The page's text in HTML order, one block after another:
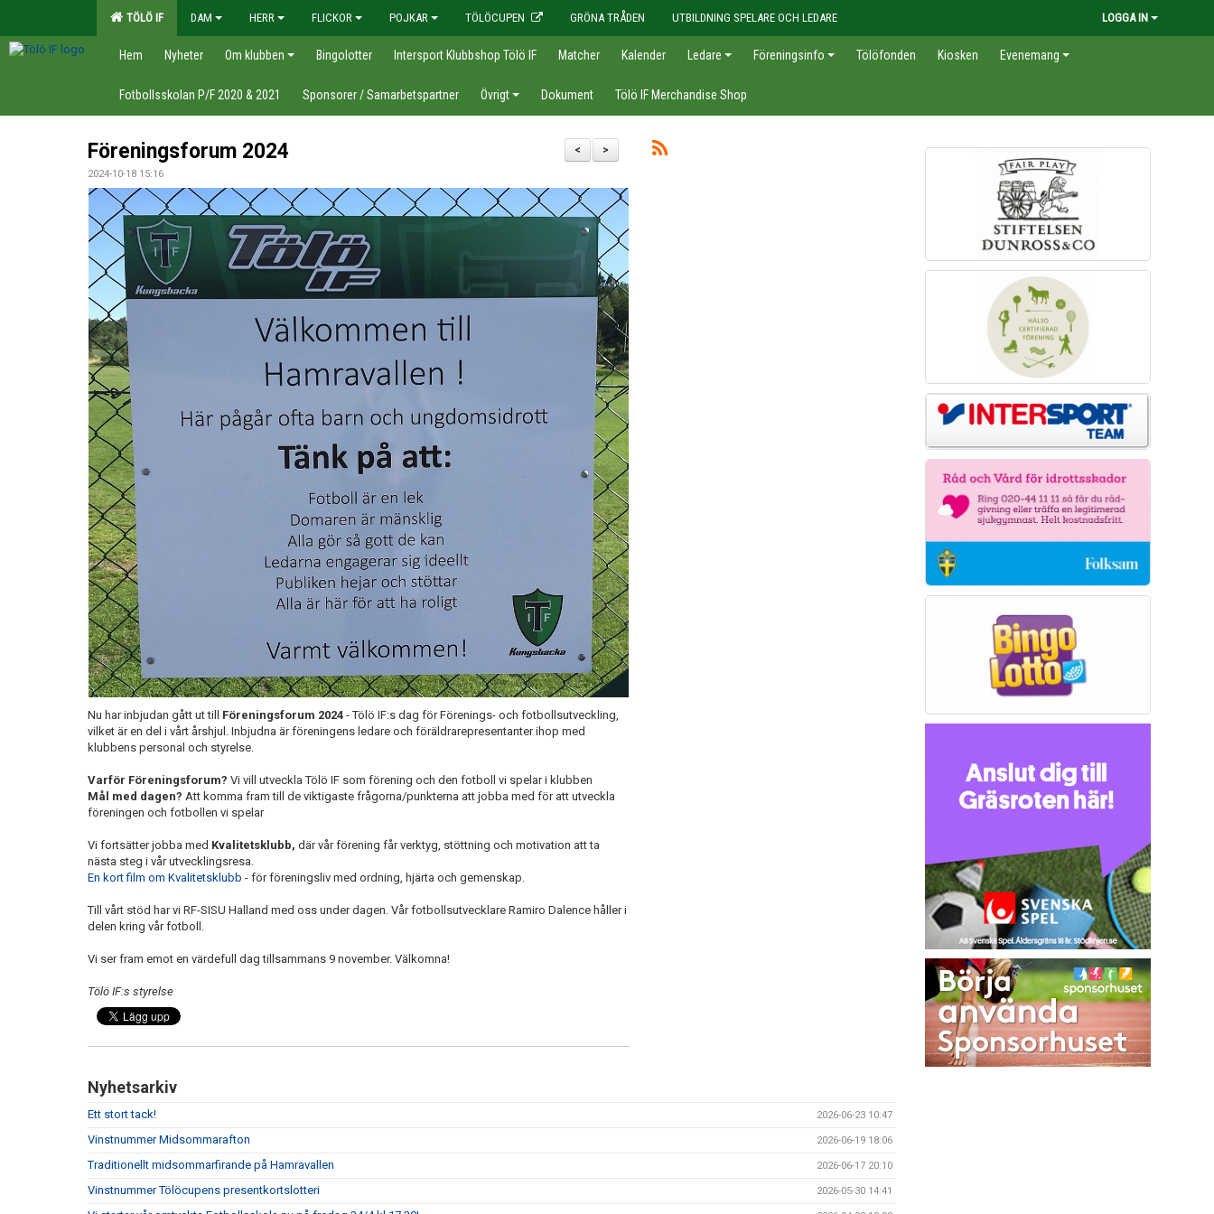
TÖLÖ IF DAM HERR FLICKOR POJKAR TÖLÖCUPEN GRÖNA TRÅDEN UTBILDNING SPELARE OCH LEDARE LOGGA IN
Hem Nyheter Om klubben Bingolotter Intersport Klubbshop Tölö IF Matcher Kalender Ledare Föreningsinfo Tölöfonden Kiosken Evenemang
Fotbollsskolan P/F 2020 & 2021 Sponsorer / Samarbetspartner Övrigt Dokument Tölö IF Merchandise Shop
>
<
Föreningsforum 2024
2024-10-18 15:16
Nu har inbjudan gått ut till Föreningsforum 2024 - Tölö IF:s dag för Förenings- och fotbollsutveckling,
vilket är en del i vårt årshjul. Inbjudna är föreningens ledare och föräldrarepresentanter ihop med
klubbens personal och styrelse.
Varför Föreningsforum? Vi vill utveckla Tölö IF som förening och den fotboll vi spelar i klubben
Mål med dagen? Att komma fram till de viktigaste frågorna/punkterna att jobba med för att utveckla
föreningen och fotbollen vi spelar
Vi fortsätter jobba med Kvalitetsklubb, där vår förening får verktyg, stöttning och motivation att ta
nästa steg i vår utvecklingsresa.
En kort film om Kvalitetsklubb - för föreningsliv med ordning, hjärta och gemenskap.
Till vårt stöd har vi RF-SISU Halland med oss under dagen. Vår fotbollsutvecklare Ramiro Dalence håller i
delen kring vår fotboll.
Vi ser fram emot en värdefull dag tillsammans 9 november. Välkomna!
Tölö IF:s styrelse
Nyhetsarkiv
Ett stort tack! 2026-06-23 10:47
Vinstnummer Midsommarafton 2026-06-19 18:06
Traditionellt midsommarfirande på Hamravallen 2026-06-17 20:10
Vinstnummer Tölöcupens presentkortslotteri 2026-05-30 14:41